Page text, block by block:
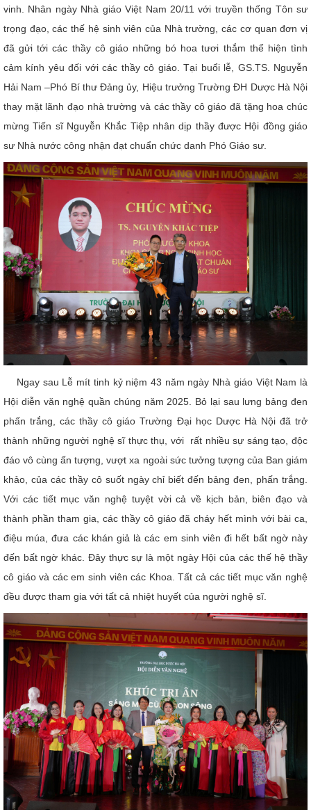
vinh. Nhân ngày Nhà giáo Việt Nam 20/11 với truyền thống Tôn sư
trọng đạo, các thế hệ sinh viên của Nhà trường, các cơ quan đơn vị
đã gửi tới các thầy cô giáo những bó hoa tươi thắm thể hiện tình
cảm kính yêu đối với các thầy cô giáo. Tại buổi lễ, GS.TS. Nguyễn
Hải Nam –Phó Bí thư Đảng ủy, Hiệu trưởng Trường ĐH Dược Hà Nội
thay mặt lãnh đạo nhà trường và các thầy cô giáo đã tặng hoa chúc
mừng Tiến sĩ Nguyễn Khắc Tiệp nhân dịp thầy được Hội đồng giáo
sư Nhà nước công nhận đạt chuẩn chức danh Phó Giáo sư.
Ngay sau Lễ mít tinh kỷ niệm 43 năm ngày Nhà giáo Việt Nam là
Hội diễn văn nghệ quần chúng năm 2025. Bỏ lại sau lưng bảng đen
phấn trắng, các thầy cô giáo Trường Đại học Dược Hà Nội đã trở
thành những người nghệ sĩ thực thụ, với rất nhiều sự sáng tạo, độc
đáo vô cùng ấn tượng, vượt xa ngoài sức tưởng tượng của Ban giám
khảo, của các thầy cô suốt ngày chỉ biết đến bảng đen, phấn trắng.
Với các tiết mục văn nghệ tuyệt vời cả về kịch bản, biên đạo và
thành phần tham gia, các thầy cô giáo đã cháy hết mình với bài ca,
điệu múa, đưa các khán giả là các em sinh viên đi hết bất ngờ này
đến bất ngờ khác. Đây thực sự là một ngày Hội của các thế hệ thầy
cô giáo và các em sinh viên các Khoa. Tất cả các tiết mục văn nghệ
đều được tham gia với tất cả nhiệt huyết của người nghệ sĩ.